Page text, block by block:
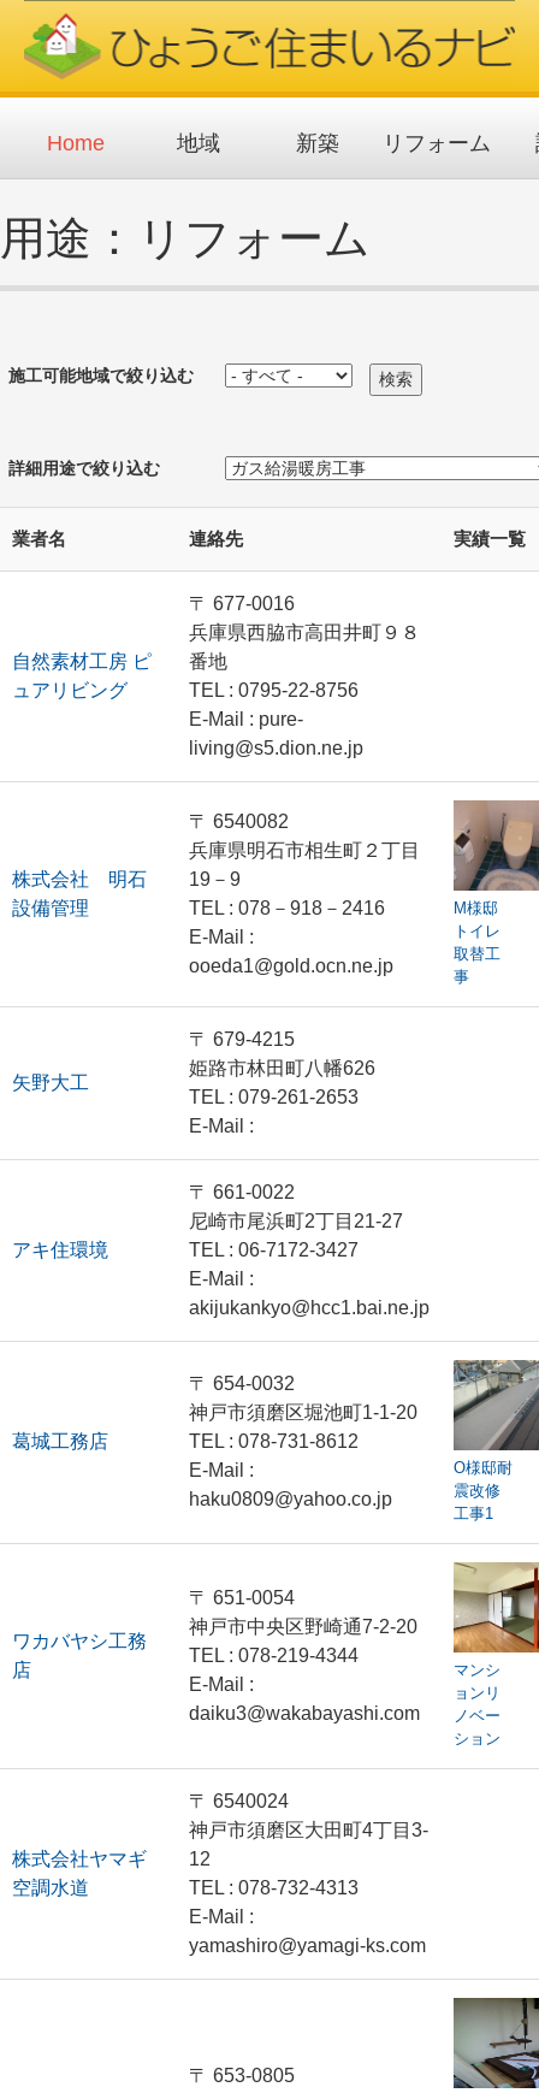
テ
Home 地域 新築 リフォーム
用途：リフォーム
施工可能地域で絞り込む
詳細用途で絞り込む
業者名 連絡先 実績一覧
自然素材工房 ピ
ュアリビング
〒 677-0016
兵庫県西脇市高田井町９８
番地
TEL : 0795-22-8756
E-Mail : pure-
living@s5.dion.ne.jp
株式会社 明石
設備管理
〒 6540082
兵庫県明石市相生町２丁目
19－9
TEL : 078－918－2416
E-Mail :
ooeda1@gold.ocn.ne.jp
M様邸
トイレ
取替工
事
矢野大工
〒 679-4215
姫路市林田町八幡626
TEL : 079-261-2653
E-Mail :
アキ住環境
〒 661‐0022
尼崎市尾浜町2丁目21‐27
TEL : 06‐7172‐3427
E-Mail :
akijukankyo@hcc1.bai.ne.jp
葛城工務店
〒 654-0032
神戸市須磨区堀池町1-1-20
TEL : 078-731-8612
E-Mail :
haku0809@yahoo.co.jp
O様邸耐
震改修
工事1
ワカバヤシ工務
店
〒 651-0054
神戸市中央区野崎通7‐2‐20
TEL : 078-219-4344
E-Mail :
daiku3@wakabayashi.com
マンシ
ョンリ
ノベー
ション
株式会社ヤマギ
空調水道
〒 6540024
神戸市須磨区大田町4丁目3-
12
TEL : 078-732-4313
E-Mail :
yamashiro@yamagi-ks.com
〒 653-0805